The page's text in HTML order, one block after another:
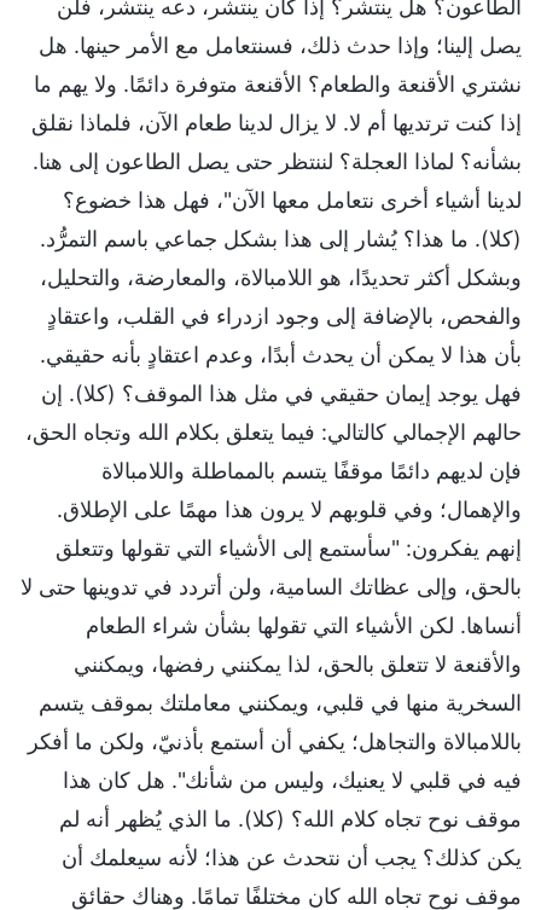
الطاعون؟ هل ينتشر؟ إذا كان ينتشر، دعه ينتشر، فلن
يصل إلينا؛ وإذا حدث ذلك، فسنتعامل مع الأمر حينها. هل
نشتري الأقنعة والطعام؟ الأقنعة متوفرة دائمًا. ولا يهم ما
إذا كنت ترتديها أم لا. لا يزال لدينا طعام الآن، فلماذا نقلق
بشأنه؟ لماذا العجلة؟ لننتظر حتى يصل الطاعون إلى هنا.
لدينا أشياء أخرى نتعامل معها الآن"، فهل هذا خضوع؟
(كلا). ما هذا؟ يُشار إلى هذا بشكل جماعي باسم التمرُّد.
وبشكل أكثر تحديدًا، هو اللامبالاة، والمعارضة، والتحليل،
والفحص، بالإضافة إلى وجود ازدراء في القلب، واعتقادٍ
بأن هذا لا يمكن أن يحدث أبدًا، وعدم اعتقادٍ بأنه حقيقي.
فهل يوجد إيمان حقيقي في مثل هذا الموقف؟ (كلا). إن
حالهم الإجمالي كالتالي: فيما يتعلق بكلام الله وتجاه الحق،
فإن لديهم دائمًا موقفًا يتسم بالمماطلة واللامبالاة
والإهمال؛ وفي قلوبهم لا يرون هذا مهمًا على الإطلاق.
إنهم يفكرون: "سأستمع إلى الأشياء التي تقولها وتتعلق
بالحق، وإلى عظاتك السامية، ولن أتردد في تدوينها حتى لا
أنساها. لكن الأشياء التي تقولها بشأن شراء الطعام
والأقنعة لا تتعلق بالحق، لذا يمكنني رفضها، ويمكنني
السخرية منها في قلبي، ويمكنني معاملتك بموقف يتسم
باللامبالاة والتجاهل؛ يكفي أن أستمع بأذنيّ، ولكن ما أفكر
فيه في قلبي لا يعنيك، وليس من شأنك". هل كان هذا
موقف نوح تجاه كلام الله؟ (كلا). ما الذي يُظهر أنه لم
يكن كذلك؟ يجب أن نتحدث عن هذا؛ لأنه سيعلمك أن
موقف نوح تجاه الله كان مختلفًا تمامًا. وهناك حقائق